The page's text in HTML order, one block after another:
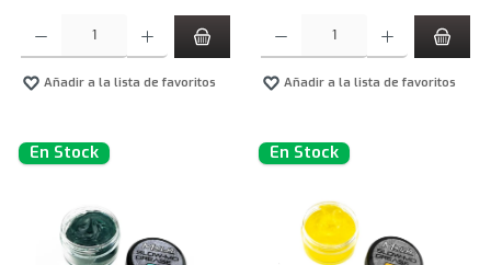
Añadir a la lista de favoritos Añadir a la lista de favoritos
En Stock En Stock